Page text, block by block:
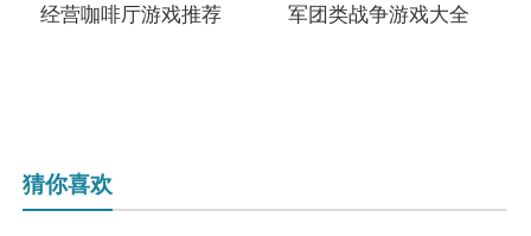
经营咖啡厅游戏推荐 军团类战争游戏大全
猜你喜欢